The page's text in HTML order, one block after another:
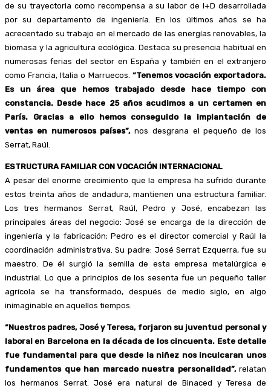
de su trayectoria como recompensa a su labor de I+D desarrollada
por su departamento de ingeniería. En los últimos años se ha
acrecentado su trabajo en el mercado de las energías renovables, la
biomasa y la agricultura ecológica. Destaca su presencia habitual en
numerosas ferias del sector en España y también en el extranjero
como Francia, Italia o Marruecos. “Tenemos vocación exportadora.
Es un área que hemos trabajado desde hace tiempo con
constancia. Desde hace 25 años acudimos a un certamen en
París. Gracias a ello hemos conseguido la implantación de
ventas en numerosos países”,nos desgrana el pequeño de los
Serrat, Raúl.
ESTRUCTURA FAMILIAR CON VOCACIÓN INTERNACIONAL
A pesar del enorme crecimiento que la empresa ha sufrido durante
estos treinta años de andadura, mantienen una estructura familiar.
Los tres hermanos Serrat, Raúl, Pedro y José, encabezan las
principales áreas del negocio: José se encarga de la dirección de
ingeniería y la fabricación; Pedro es el director comercial y Raúl la
coordinación administrativa. Su padre: José Serrat Ezquerra, fue su
maestro. De él surgió la semilla de esta empresa metalúrgica e
industrial. Lo que a principios de los sesenta fue un pequeño taller
agrícola se ha transformado, después de medio siglo, en algo
inimaginable en aquellos tiempos.
“Nuestros padres, José y Teresa, forjaron su juventud personal y
laboral en Barcelona en la década de los cincuenta. Este detalle
fue fundamental para que desde la niñez nos inculcaran unos
fundamentos que han marcado nuestra personalidad”,relatan
los hermanos Serrat. José era natural de Binaced y Teresa de